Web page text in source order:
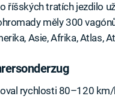
říšských tratích jezdilo
měly 300
Asie, Afrika, Atlas,
rychlosti 80–120